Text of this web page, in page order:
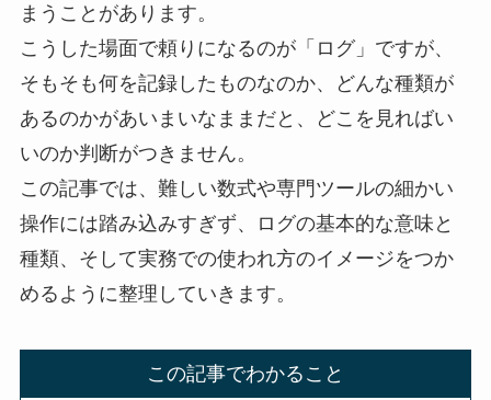
まうことがあります。
こうした場面で頼りになるのが「ログ」ですが、
そもそも何を記録したものなのか、どんな種類が
あるのかがあいまいなままだと、どこを見ればい
いのか判断がつきません。
この記事では、難しい数式や専門ツールの細かい
操作には踏み込みすぎず、ログの基本的な意味と
種類、そして実務での使われ方のイメージをつか
めるように整理していきます。
この記事でわかること